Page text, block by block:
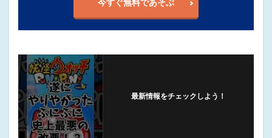
今すぐ無料であそぶ
最新情報をチェックしよう！